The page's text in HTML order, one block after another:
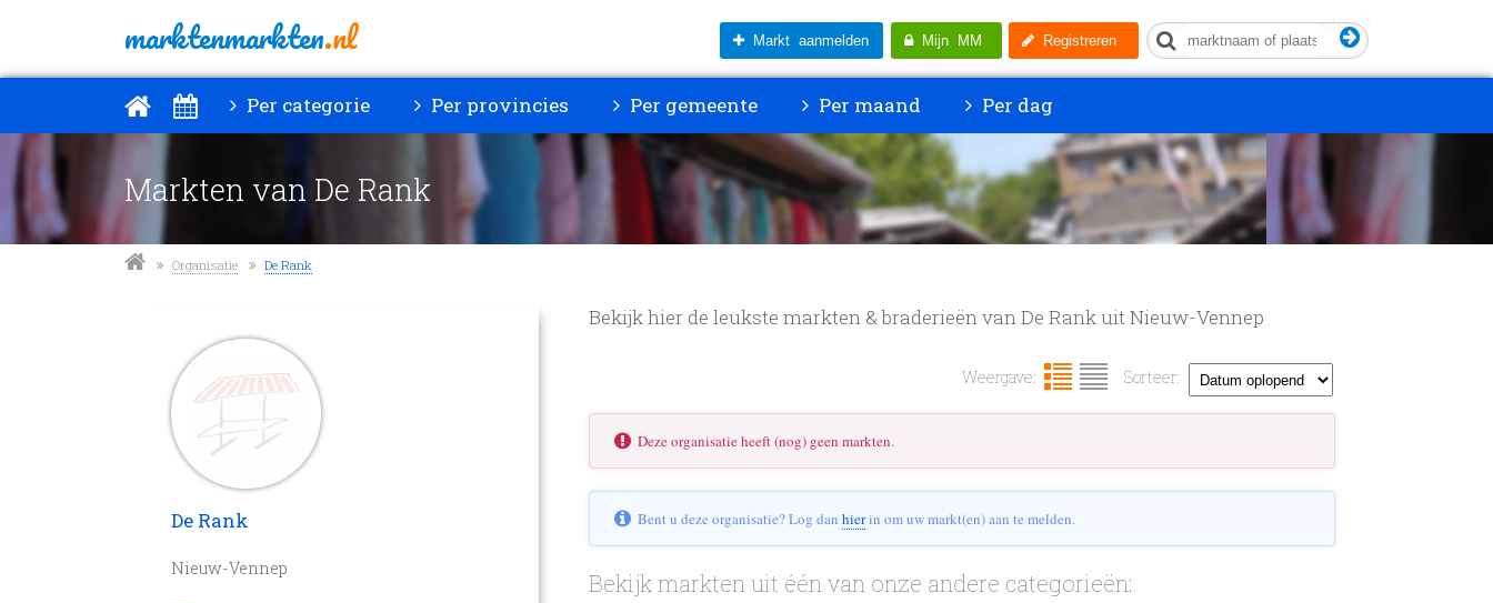
marktenmarkten.nl Registreren
Mijn MM
Markt aanmelden
Per categorie Per provincies Per gemeente Per maand Per dag
Markten van De Rank
Organisatie De Rank
De Rank
Nieuw-Vennep
Bekijk hier de leukste markten & braderieën van De Rank uit Nieuw-Vennep
Sorteer:
Weergave:
Deze organisatie heeft (nog) geen markten.
Bent u deze organisatie? Log dan hierin om uw markt(en) aan te melden.
Bekijk markten uit één van onze andere categorieën: